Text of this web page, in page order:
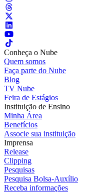
Conheça o Nube
Quem somos
Faça parte do Nube
Blog
TV Nube
Feira de Estágios
Instituição de Ensino
Minha Área
Benefícios
Associe sua instituição
Imprensa
Release
Clipping
Pesquisas
Pesquisa Bolsa-Auxílio
Receba informações